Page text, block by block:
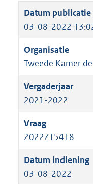
03-08-2022
Tweede Kamer
2021-2022
2022Z15418
03-08-2022